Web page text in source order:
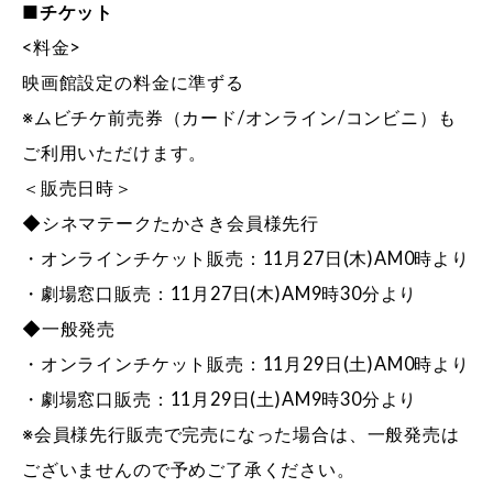
■チケット
<料金>
映画館設定の料金に準ずる
※ムビチケ前売券（カード/オンライン/コンビニ）も
ご利用いただけます。
＜販売日時＞
◆シネマテークたかさき会員様先行
・オンラインチケット販売：11月27日(木)AM0時より
・劇場窓口販売：11月27日(木)AM9時30分より
◆一般発売
・オンラインチケット販売：11月29日(土)AM0時より
・劇場窓口販売：11月29日(土)AM9時30分より
※会員様先行販売で完売になった場合は、一般発売は
ございませんので予めご了承ください。